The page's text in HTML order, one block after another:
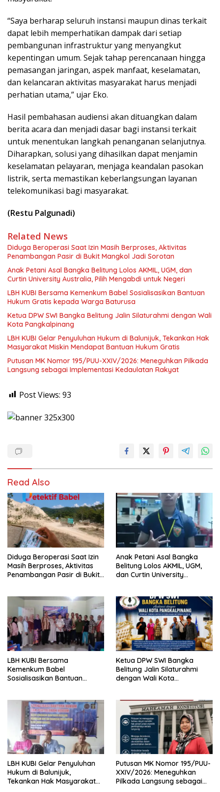
“Saya berharap seluruh instansi maupun dinas terkait
dapat lebih memperhatikan dampak dari setiap
pembangunan infrastruktur yang menyangkut
kepentingan umum. Sejak tahap perencanaan hingga
pemasangan jaringan, aspek manfaat, keselamatan,
dan kelancaran aktivitas masyarakat harus menjadi
perhatian utama,” ujar Eko.
Hasil pembahasan audiensi akan dituangkan dalam
berita acara dan menjadi dasar bagi instansi terkait
untuk menentukan langkah penanganan selanjutnya.
Diharapkan, solusi yang dihasilkan dapat menjamin
keselamatan pelayaran, menjaga keandalan pasokan
listrik, serta memastikan keberlangsungan layanan
telekomunikasi bagi masyarakat.
(Restu Palgunadi)
Related News
Diduga Beroperasi Saat Izin Masih Berproses, Aktivitas
Penambangan Pasir di Bukit Mangkol Jadi Sorotan
Anak Petani Asal Bangka Belitung Lolos AKMIL, UGM, dan
Curtin University Australia, Pilih Mengabdi untuk Negeri
LBH KUBI Bersama Kemenkum Babel Sosialisasikan Bantuan
Hukum Gratis kepada Warga Baturusa
Ketua DPW SWI Bangka Belitung Jalin Silaturahmi dengan Wali
Kota Pangkalpinang
LBH KUBI Gelar Penyuluhan Hukum di Balunijuk, Tekankan Hak
Masyarakat Miskin Mendapat Bantuan Hukum Gratis
Putusan MK Nomor 195/PUU-XXIV/2026: Meneguhkan Pilkada
Langsung sebagai Implementasi Kedaulatan Rakyat
Post Views: 93
Read Also
Diduga Beroperasi Saat Izin
Masih Berproses, Aktivitas
Penambangan Pasir di Bukit
Anak Petani Asal Bangka
Belitung Lolos AKMIL, UGM,
dan Curtin University
LBH KUBI Bersama
Kemenkum Babel
Sosialisasikan Bantuan
Ketua DPW SWI Bangka
Belitung Jalin Silaturahmi
dengan Wali Kota
LBH KUBI Gelar Penyuluhan
Hukum di Balunijuk,
Tekankan Hak Masyarakat
Putusan MK Nomor 195/PUU-
XXIV/2026: Meneguhkan
Pilkada Langsung sebagai